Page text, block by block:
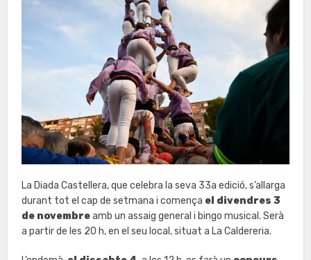
La Diada Castellera, que celebra la seva 33a edició, s’allarga
durant tot el cap de setmana i comença el divendres 3
de novembreamb un assaig general i bingo musical. Serà
a partir de les 20 h, en el seu local, situat a La Caldereria.